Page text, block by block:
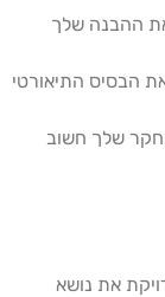
ההבנה שלך
הבסיס התיאורטי
שלך חשוב
את נושא